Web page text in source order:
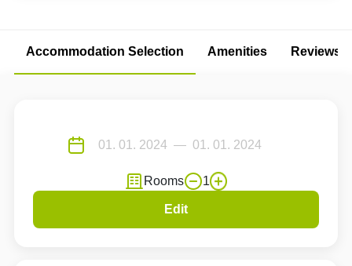
Accommodation Selection Amenities Reviews
Rooms 1
Edit